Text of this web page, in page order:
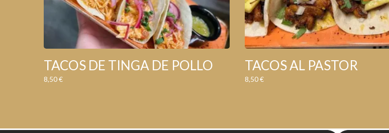
TACOS DE TINGA DE POLLO
8,50€
TACOS AL PASTOR
8,50€